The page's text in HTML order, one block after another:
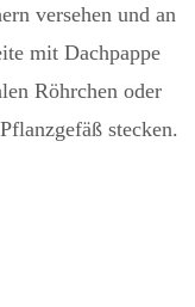
versehen und an
mit Dachpappe
Röhrchen oder
stecken.